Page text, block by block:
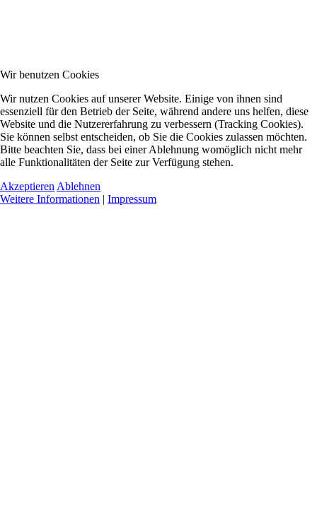
Wir benutzen Cookies
Wir nutzen Cookies auf unserer Website. Einige von ihnen sind
essenziell für den Betrieb der Seite, während andere uns helfen, diese
Website und die Nutzererfahrung zu verbessern (Tracking Cookies).
Sie können selbst entscheiden, ob Sie die Cookies zulassen möchten.
Bitte beachten Sie, dass bei einer Ablehnung womöglich nicht mehr
alle Funktionalitäten der Seite zur Verfügung stehen.
Akzeptieren Ablehnen
Weitere Informationen | Impressum